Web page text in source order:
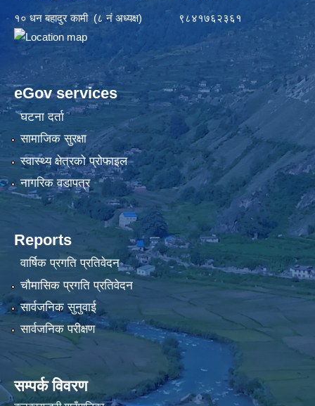
१० धन बहादुर कामी (८ नं अध्यक्ष) ९८४१७६२३६१
eGov services
घटना दर्ता
सामाजिक सुरक्षा
स्वास्थ्य क्षेत्रको प्रोफाइल
नागरिक वडापत्र
Reports
वार्षिक प्रगति प्रतिवेदन
चौमासिक प्रगति प्रतिवेदन
सार्वजनिक सुनुवाई
सार्वजनिक परीक्षण
सम्पर्क विवरण